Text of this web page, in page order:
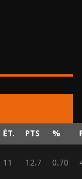
ÉT. PTS %
11 12.7 0.70